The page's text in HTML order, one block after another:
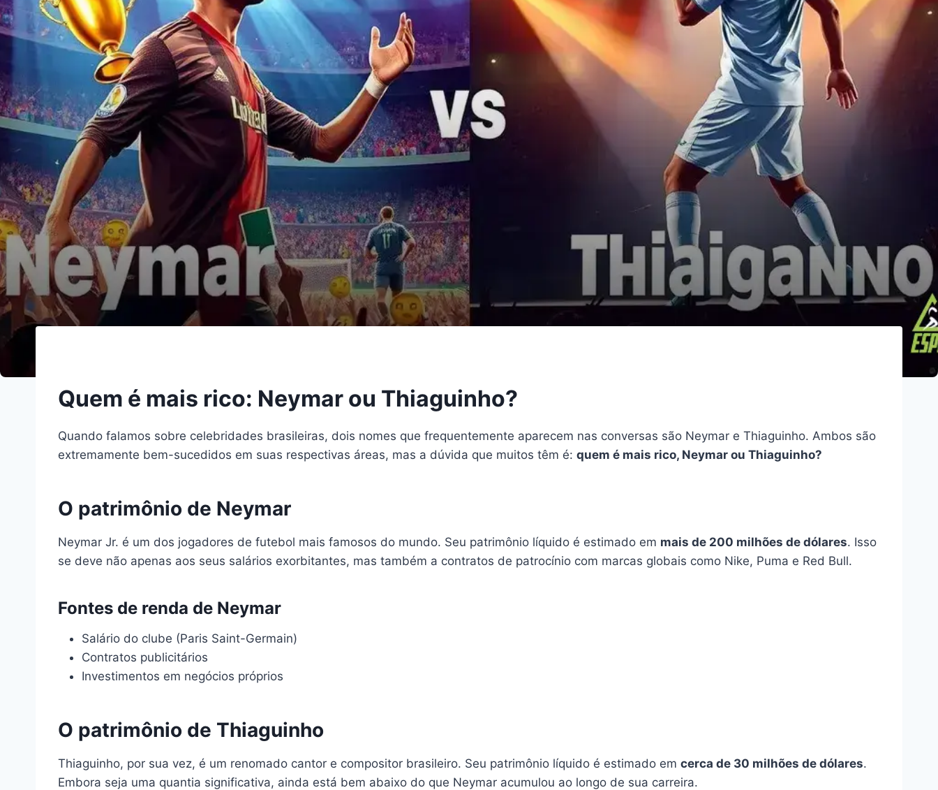
Quem é mais rico: Neymar ou Thiaguinho?
Quando falamos sobre celebridades brasileiras, dois nomes que frequentemente aparecem nas conversas são Neymar e Thiaguinho. Ambos são
extremamente bem-sucedidos em suas respectivas áreas, mas a dúvida que muitos têm é: quem é mais rico, Neymar ou Thiaguinho?
O patrimônio de Neymar
Neymar Jr. é um dos jogadores de futebol mais famosos do mundo. Seu patrimônio líquido é estimado em mais de 200 milhões de dólares. Isso
se deve não apenas aos seus salários exorbitantes, mas também a contratos de patrocínio com marcas globais como Nike, Puma e Red Bull.
Fontes de renda de Neymar
Salário do clube (Paris Saint-Germain)
Contratos publicitários
Investimentos em negócios próprios
O patrimônio de Thiaguinho
Thiaguinho, por sua vez, é um renomado cantor e compositor brasileiro. Seu patrimônio líquido é estimado em cerca de 30 milhões de dólares.
Embora seja uma quantia significativa, ainda está bem abaixo do que Neymar acumulou ao longo de sua carreira.